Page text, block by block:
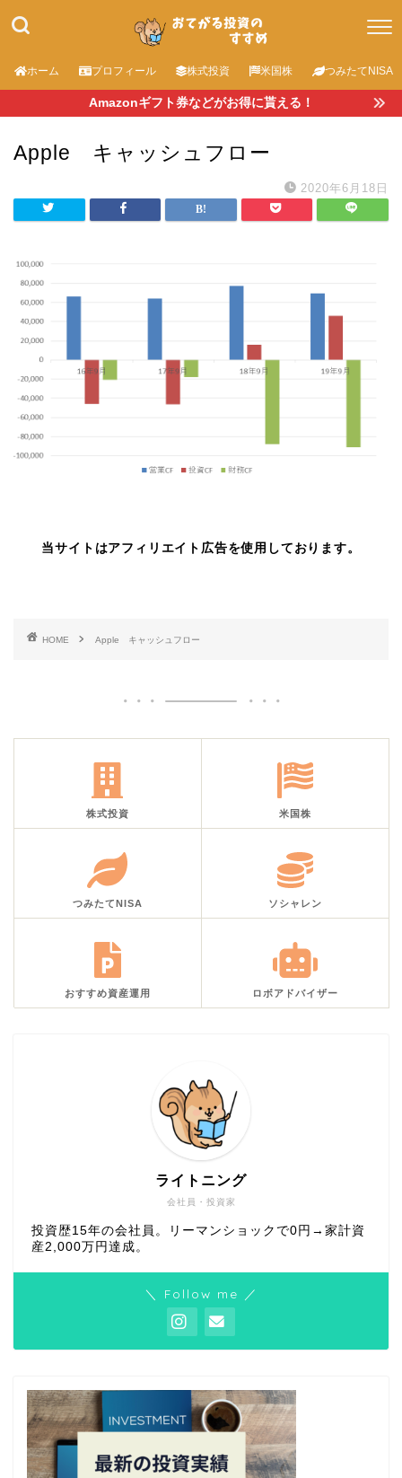
ホーム プロフィール 株式投資 米国株 つみたてNISA
Amazonギフト券などがお得に貰える！
Apple キャッシュフロー
2020年6月18日
当サイトはアフィリエイト広告を使用しております。
HOME Apple キャッシュフロー
株式投資 米国株
つみたてNISA ソシャレン
おすすめ資産運用 ロボアドバイザー
会社員・投資家
ライトニング
投資歴15年の会社員。リーマンショックで0円→家計資
産2,000万円達成。
＼ Follow me ／